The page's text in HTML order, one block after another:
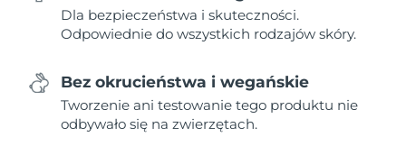
Dla bezpieczeństwa i skuteczności.
Odpowiednie do wszystkich rodzajów skóry.
Bez okrucieństwa i wegańskie
Tworzenie ani testowanie tego produktu nie
odbywało się na zwierzętach.
Holandia
Oczekiwany czas dostawy
Nowa Zelandia
Oczekiwany czas dostawy
8/8/26